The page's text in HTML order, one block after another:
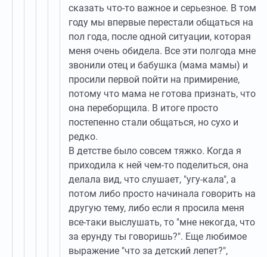
сказать что-то важное и серьезное. В том
году мы впервые перестали общаться на
пол года, после одной ситуации, которая
меня очень обидела. Все эти полгода мне
звонили отец и бабушка (мама мамы) и
просили первой пойти на примирение,
потому что мама не готова признать, что
она переборщила. В итоге просто
постепенно стали общаться, но сухо и
редко.
В детстве было совсем тяжко. Когда я
приходила к ней чем-то поделиться, она
делала вид, что слушает, "угу-кала", а
потом либо просто начинала говорить на
другую тему, либо если я просила меня
все-таки выслушать, то "мне некогда, что
за ерунду ты говоришь?". Еще любимое
выражение "что за детский лепет?",